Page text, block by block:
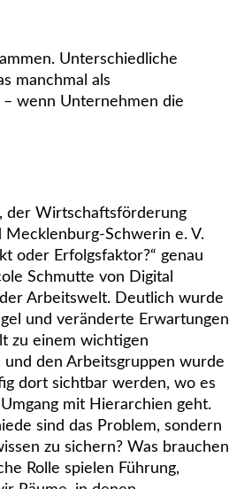
Unterschiedliche
manchmal als
wenn Unternehmen die
der Wirtschaftsförderung
Schwerin e. V.
oder Erfolgsfaktor?“ genau
Schmutte von Digital
Arbeitswelt. Deutlich wurde
und veränderte Erwartungen
zu einem wichtigen
den Arbeitsgruppen wurde
dort sichtbar werden, wo es
mit Hierarchien geht.
sind das Problem, sondern
zu sichern? Was brauchen
Rolle spielen Führung,